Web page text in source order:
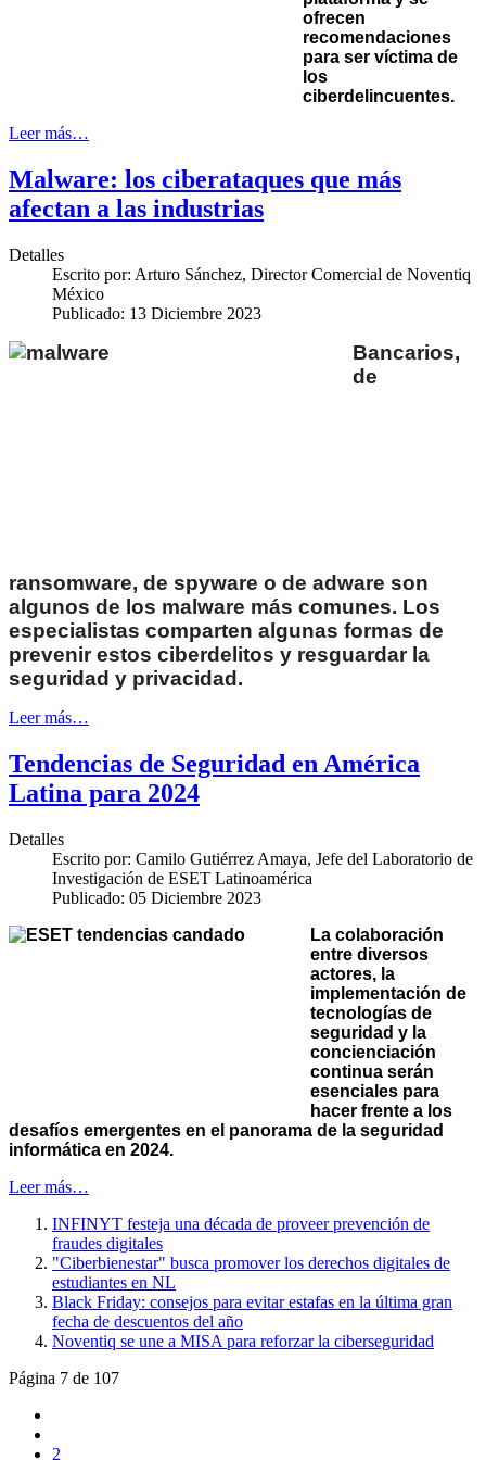
ofrecen
recomendaciones
para ser víctima de
los
ciberdelincuentes.
Leer más…
Malware: los ciberataques que más
afectan a las industrias
Detalles
Escrito por: Arturo Sánchez, Director Comercial de Noventiq
México
Publicado: 13 Diciembre 2023
Bancarios,
de
ransomware, de spyware o de adware son
algunos de los malware más comunes. Los
especialistas comparten algunas formas de
prevenir estos ciberdelitos y resguardar la
seguridad y privacidad.
Leer más…
Tendencias de Seguridad en América
Latina para 2024
Detalles
Escrito por: Camilo Gutiérrez Amaya, Jefe del Laboratorio de
Investigación de ESET Latinoamérica
Publicado: 05 Diciembre 2023
La colaboración
entre diversos
actores, la
implementación de
tecnologías de
seguridad y la
concienciación
continua serán
esenciales para
hacer frente a los
desafíos emergentes en el panorama de la seguridad
informática en 2024.
Leer más…
INFINYT festeja una década de proveer prevención de
fraudes digitales
"Ciberbienestar" busca promover los derechos digitales de
estudiantes en NL
Black Friday: consejos para evitar estafas en la última gran
fecha de descuentos del año
Noventiq se une a MISA para reforzar la ciberseguridad
Página 7 de 107
2